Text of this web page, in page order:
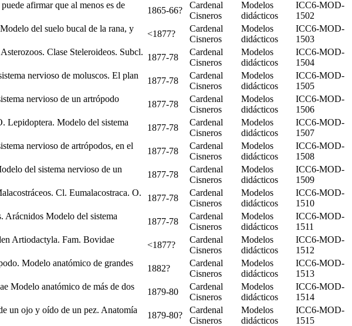
afirmar que al menos es de
1865-66?
Cardenal
Cisneros
Modelos
didácticos
ICC6-MOD-
1502
del suelo bucal de la rana, y
<1877?
Cardenal
Cisneros
Modelos
didácticos
ICC6-MOD-
1503
Clase Steleroideos. Subcl.
1877-78
Cardenal
Cisneros
Modelos
didácticos
ICC6-MOD-
1504
nervioso de moluscos. El plan
1877-78
Cardenal
Cisneros
Modelos
didácticos
ICC6-MOD-
1505
nervioso de un artrópodo
1877-78
Cardenal
Cisneros
Modelos
didácticos
ICC6-MOD-
1506
Lepidoptera. Modelo del sistema
1877-78
Cardenal
Cisneros
Modelos
didácticos
ICC6-MOD-
1507
nervioso de artrópodos, en el
1877-78
Cardenal
Cisneros
Modelos
didácticos
ICC6-MOD-
1508
del sistema nervioso de un
1877-78
Cardenal
Cisneros
Modelos
didácticos
ICC6-MOD-
1509
Cl. Eumalacostraca. O.
1877-78
Cardenal
Cisneros
Modelos
didácticos
ICC6-MOD-
1510
Arácnidos Modelo del sistema
1877-78
Cardenal
Cisneros
Modelos
didácticos
ICC6-MOD-
1511
Artiodactyla. Fam. Bovidae
<1877?
Cardenal
Cisneros
Modelos
didácticos
ICC6-MOD-
1512
Modelo anatómico de grandes
1882?
Cardenal
Cisneros
Modelos
didácticos
ICC6-MOD-
1513
Modelo anatómico de más de dos
1879-80
Cardenal
Cisneros
Modelos
didácticos
ICC6-MOD-
1514
un ojo y oído de un pez. Anatomía
1879-80?
Cardenal
Cisneros
Modelos
didácticos
ICC6-MOD-
1515